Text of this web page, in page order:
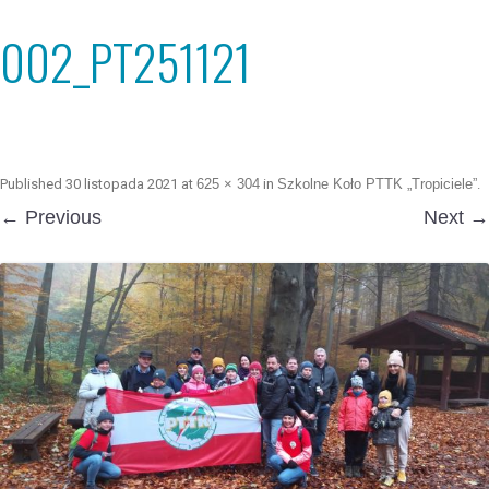
002_PT251121
Published 30 listopada 2021 at 625 × 304 in Szkolne Koło PTTK „Tropiciele”.
← Previous Next →